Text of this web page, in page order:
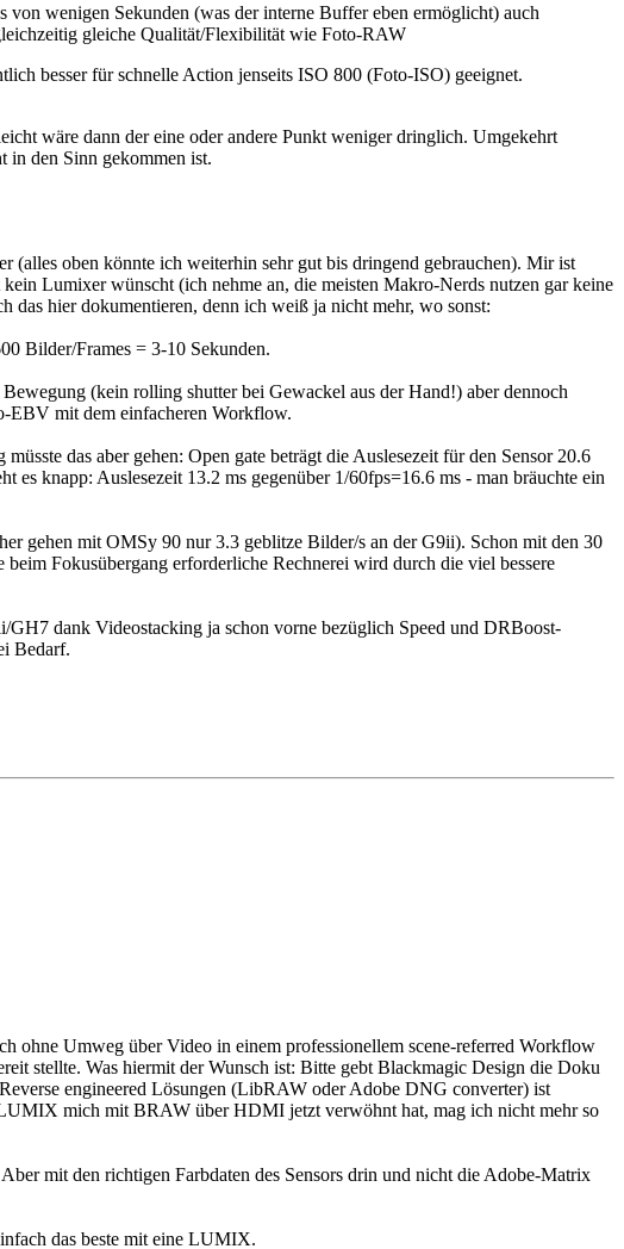
wenigen Sekunden (was der interne Buffer eben ermöglicht) auch
gleiche Qualität/Flexibilität wie Foto-RAW
besser für schnelle Action jenseits ISO 800 (Foto-ISO) geeignet.
wäre dann der eine oder andere Punkt weniger dringlich. Umgekehrt
in den Sinn gekommen ist.
(alles oben könnte ich weiterhin sehr gut bis dringend gebrauchen). Mir ist
Lumixer wünscht (ich nehme an, die meisten Makro-Nerds nutzen gar keine
hier dokumentieren, denn ich weiß ja nicht mehr, wo sonst:
Bilder/Frames = 3-10 Sekunden.
(kein rolling shutter bei Gewackel aus der Hand!) aber dennoch
EBV mit dem einfacheren Workflow.
das aber gehen: Open gate beträgt die Auslesezeit für den Sensor 20.6
knapp: Auslesezeit 13.2 ms gegenüber 1/60fps=16.6 ms - man bräuchte ein
gehen mit OMSy 90 nur 3.3 geblitze Bilder/s an der G9ii). Schon mit den 30
Fokusübergang erforderliche Rechnerei wird durch die viel bessere
dank Videostacking ja schon vorne bezüglich Speed und DRBoost-
Bedarf.
ohne Umweg über Video in einem professionellem scene-referred Workflow
stellte. Was hiermit der Wunsch ist: Bitte gebt Blackmagic Design die Doku
engineered Lösungen (LibRAW oder Adobe DNG converter) ist
mich mit BRAW über HDMI jetzt verwöhnt hat, mag ich nicht mehr so
mit den richtigen Farbdaten des Sensors drin und nicht die Adobe-Matrix
das beste mit eine LUMIX.